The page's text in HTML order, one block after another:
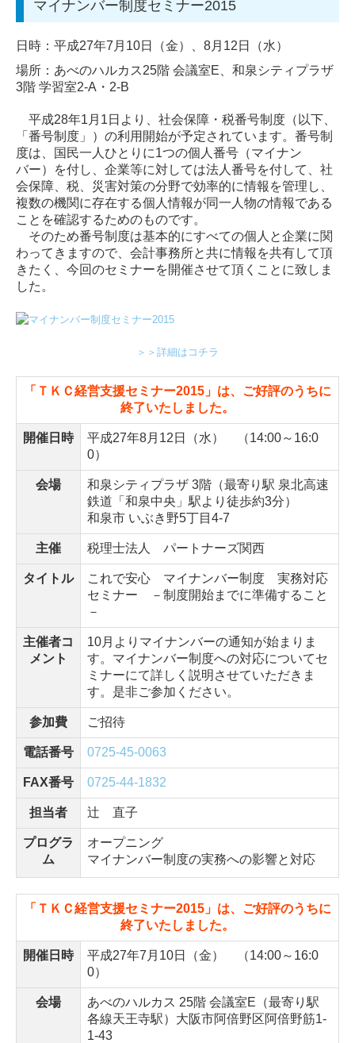
マイナンバー制度セミナー2015
日時：平成27年7月10日（金）、8月12日（水）
場所：あべのハルカス25階 会議室E、和泉シティプラザ
3階 学習室2-A・2-B
平成28年1月1日より、社会保障・税番号制度（以下、
「番号制度」）の利用開始が予定されています。番号制
度は、国民一人ひとりに1つの個人番号（マイナン
バー）を付し、企業等に対しては法人番号を付して、社
会保障、税、災害対策の分野で効率的に情報を管理し、
複数の機関に存在する個人情報が同一人物の情報である
ことを確認するためのものです。
そのため番号制度は基本的にすべての個人と企業に関
わってきますので、会計事務所と共に情報を共有して頂
きたく、今回のセミナーを開催させて頂くことに致しま
した。
＞＞詳細はコチラ
「ＴＫＣ経営支援セミナー2015」は、ご好評のうちに
終了いたしました。
開催日時
平成27年8月12日（水） （14:00～16:0
0）
会場
和泉シティプラザ 3階（最寄り駅 泉北高速
鉄道「和泉中央」駅より徒歩約3分）
和泉市 いぶき野5丁目4-7
主催 税理士法人 パートナーズ関西
タイトル
これで安心 マイナンバー制度 実務対応
セミナー －制度開始までに準備すること
－
主催者コ
メント
10月よりマイナンバーの通知が始まりま
す。マイナンバー制度への対応についてセ
ミナーにて詳しく説明させていただきま
す。是非ご参加ください。
参加費 ご招待
電話番号 0725-45-0063
FAX番号 0725-44-1832
担当者 辻 直子
プログラ
ム
オープニング
マイナンバー制度の実務への影響と対応
「ＴＫＣ経営支援セミナー2015」は、ご好評のうちに
終了いたしました。
開催日時
平成27年7月10日（金） （14:00～16:0
0）
会場
あべのハルカス 25階 会議室E（最寄り駅
各線天王寺駅）大阪市阿倍野区阿倍野筋1-
1-43